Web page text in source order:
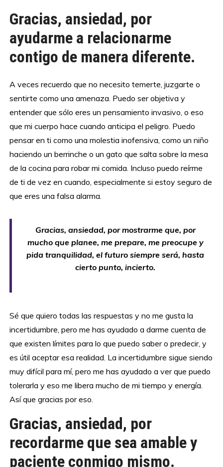
Gracias, ansiedad, por
ayudarme a relacionarme
contigo de manera diferente.
A veces recuerdo que no necesito temerte, juzgarte o
sentirte como una amenaza. Puedo ser objetiva y
entender que sólo eres un pensamiento invasivo, o eso
que mi cuerpo hace cuando anticipa el peligro. Puedo
pensar en ti como una molestia inofensiva, como un niño
haciendo un berrinche o un gato que salta sobre la mesa
de la cocina para robar mi comida. Incluso puedo reírme
de ti de vez en cuando, especialmente si estoy seguro de
que eres una falsa alarma.
Gracias, ansiedad, por mostrarme que, por
mucho que planee, me prepare, me preocupe y
pida tranquilidad, el futuro siempre será, hasta
cierto punto, incierto.
Sé que quiero todas las respuestas y no me gusta la
incertidumbre, pero me has ayudado a darme cuenta de
que existen límites para lo que puedo saber o predecir, y
es útil aceptar esa realidad. La incertidumbre sigue siendo
muy difícil para mí, pero me has ayudado a ver que puedo
tolerarla y eso me libera mucho de mi tiempo y energía.
Así que gracias por eso.
Gracias, ansiedad, por
recordarme que sea amable y
paciente conmigo mismo.